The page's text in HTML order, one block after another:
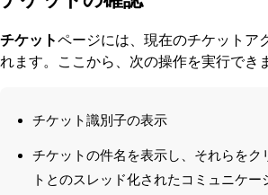
チケットページには、現在のチケットア
れます。ここから、次の操作を実行でき
チケット識別子の表示
チケットの件名を表示し、それらをク
トとのスレッド化されたコミュニケー